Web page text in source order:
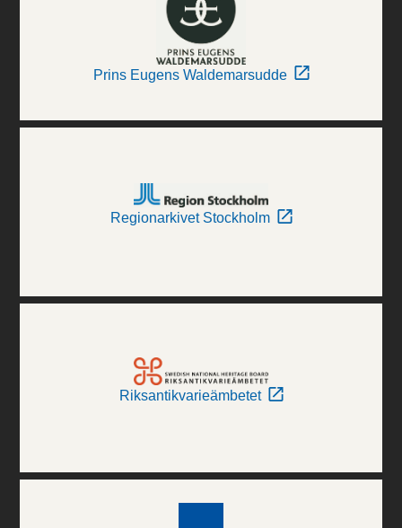
Prins Eugens Waldemarsudde
Regionarkivet Stockholm
Riksantikvarieämbetet